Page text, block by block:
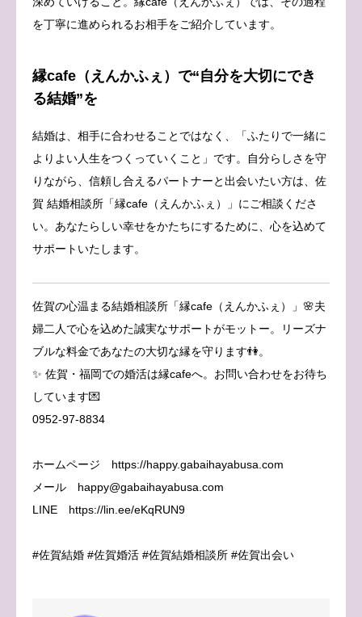
を丁寧に進められるお相手をご紹介しています。
縁cafe（えんかふぇ）で“自分を大切にでき
る結婚”を
結婚は、相手に合わせることではなく、「ふたりで一緒に
よりよい人生をつくっていくこと」です。自分らしさを守
りながら、信頼し合えるパートナーと出会いたい方は、佐
賀 結婚相談所「縁cafe（えんかふぇ）」にご相談くださ
い。あなたらしい幸せをかたちにするために、心を込めて
サポートいたします。
佐賀の心温まる結婚相談所「縁cafe（えんかふぇ）」🌸夫
婦二人で心を込めた誠実なサポートがモットー。リーズナ
ブルな料金であなたの大切な縁を守ります👫。
✨ 佐賀・福岡での婚活は縁cafeへ。お問い合わせをお待ち
しています💌
0952-97-8834
ホームページ https://happy.gabaihayabusa.com
メール happy@gabaihayabusa.com
LINE https://lin.ee/eKqRUN9
#佐賀結婚 #佐賀婚活 #佐賀結婚相談所 #佐賀出会い